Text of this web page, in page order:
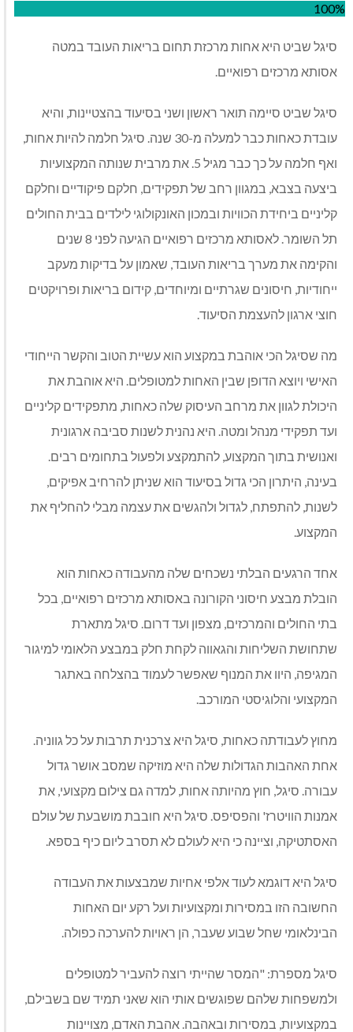
100%
סיגל שביט היא אחות מרכזת תחום בריאות העובד במטה
אסותא מרכזים רפואיים.
סיגל שביט סיימה תואר ראשון ושני בסיעוד בהצטיינות, והיא
עובדת כאחות כבר למעלה מ-30 שנה. סיגל חלמה להיות אחות,
ואף חלמה על כך כבר מגיל 5. את מרבית שנותה המקצועיות
ביצעה בצבא, במגוון רחב של תפקידים, חלקם פיקודיים וחלקם
קליניים ביחידת הכוויות ובמכון האונקולוגי לילדים בבית החולים
תל השומר. לאסותא מרכזים רפואיים הגיעה לפני 8 שנים
והקימה את מערך בריאות העובד, שאמון על בדיקות מעקב
ייחודיות, חיסונים שגרתיים ומיוחדים, קידום בריאות ופרויקטים
חוצי ארגון להעצמת הסיעוד.
מה שסיגל הכי אוהבת במקצוע הוא עשיית הטוב והקשר הייחודי
האישי ויוצא הדופן שבין האחות למטופלים. היא אוהבת את
היכולת לגוון את מרחב העיסוק שלה כאחות, מתפקידים קליניים
ועד תפקידי מנהל ומטה. היא נהנית לשנות סביבה ארגונית
ואנושית בתוך המקצוע, להתמקצע ולפעול בתחומים רבים.
בעינה, היתרון הכי גדול בסיעוד הוא שניתן להרחיב אפיקים,
לשנות, להתפתח, לגדול ולהגשים את עצמה מבלי להחליף את
המקצוע.
אחד הרגעים הבלתי נשכחים שלה מהעבודה כאחות הוא
הובלת מבצע חיסוני הקורונה באסותא מרכזים רפואיים, בכל
בתי החולים והמרכזים, מצפון ועד דרום. סיגל מתארת
שתחושת השליחות והגאווה לקחת חלק במבצע הלאומי למיגור
המגיפה, היוו את המנוף שאפשר לעמוד בהצלחה באתגר
המקצועי והלוגיסטי המורכב.
מחוץ לעבודתה כאחות, סיגל היא צרכנית תרבות על כל גווניה.
אחת האהבות הגדולות שלה היא מוזיקה שמסב אושר גדול
עבורה. סיגל, חוץ מהיותה אחות, למדה גם צילום מקצועי, את
אמנות הוויטרז' והפסיפס. סיגל היא חובבת מושבעת של עולם
האסתטיקה, וציינה כי היא לעולם לא תסרב ליום כיף בספא.
סיגל היא דוגמא לעוד אלפי אחיות שמבצעות את העבודה
החשובה הזו במסירות ומקצועיות ועל רקע יום האחות
הבינלאומי שחל שבוע שעבר, הן ראויות להערכה כפולה.
סיגל מספרת: "המסר שהייתי רוצה להעביר למטופלים
ולמשפחות שלהם שפוגשים אותי הוא שאני תמיד שם בשבילם,
במקצועיות, במסירות ובאהבה. אהבת האדם, מצויינות